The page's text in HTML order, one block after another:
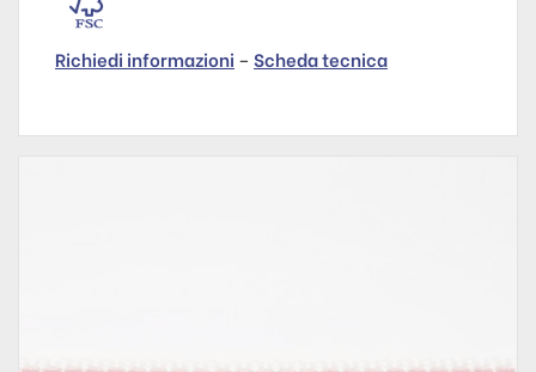
Richiedi informazioni – Scheda tecnica